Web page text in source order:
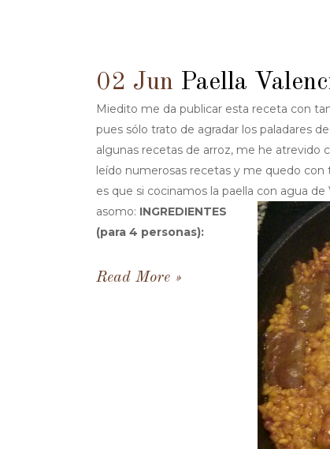
02 Jun Paella
Miedito me da publicar esta receta con
pues sólo trato de agradar los paladares
algunas recetas de arroz, me he atrevido
leído numerosas recetas y me quedo con
es que si cocinamos la paella con agua
asomo: INGREDIENTES
(para 4 personas):
Read More